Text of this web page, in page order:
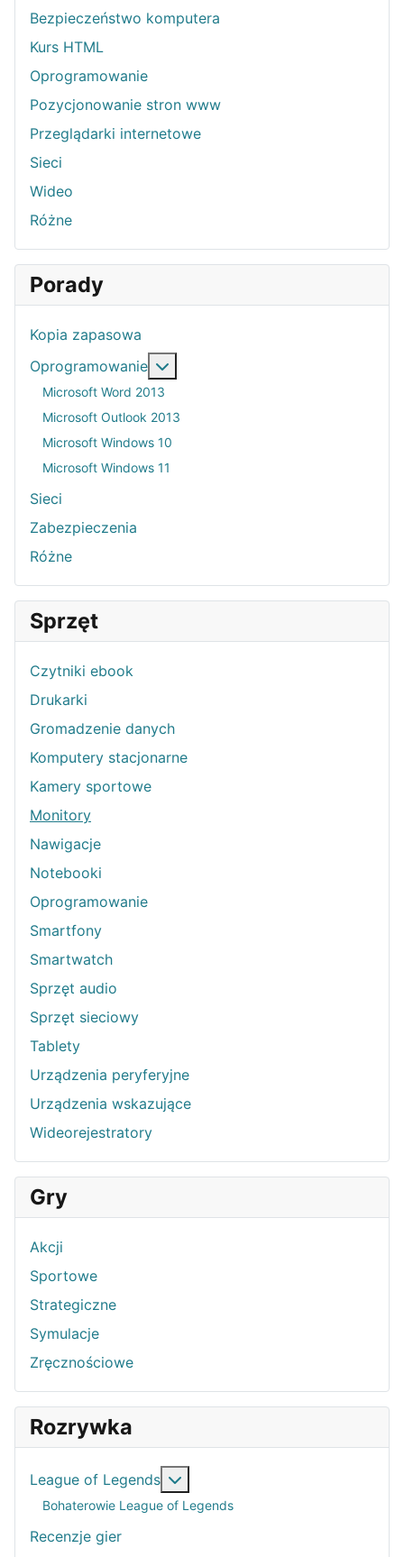
Bezpieczeństwo komputera
Kurs HTML
Oprogramowanie
Pozycjonowanie stron www
Przeglądarki internetowe
Sieci
Wideo
Różne
Porady
Kopia zapasowa
Oprogramowanie
Microsoft Word 2013
Microsoft Outlook 2013
Microsoft Windows 10
Microsoft Windows 11
Sieci
Zabezpieczenia
Różne
Sprzęt
Czytniki ebook
Drukarki
Gromadzenie danych
Komputery stacjonarne
Kamery sportowe
Monitory
Nawigacje
Notebooki
Oprogramowanie
Smartfony
Smartwatch
Sprzęt audio
Sprzęt sieciowy
Tablety
Urządzenia peryferyjne
Urządzenia wskazujące
Wideorejestratory
Gry
Akcji
Sportowe
Strategiczne
Symulacje
Zręcznościowe
Rozrywka
League of Legends
Bohaterowie League of Legends
Recenzje gier